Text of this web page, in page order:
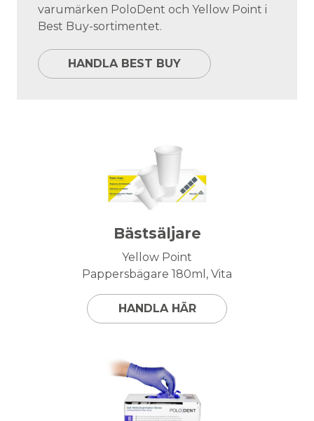
varumärken PoloDent och Yellow Point i
Best Buy-sortimentet.
HANDLA BEST BUY
Bästsäljare
Yellow Point
Pappersbägare 180ml, Vita
HANDLA HÄR